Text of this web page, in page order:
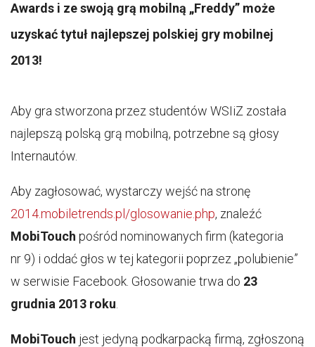
Awards i ze swoją grą mobilną „Freddy” może
uzyskać tytuł najlepszej polskiej gry mobilnej
2013!
Aby gra stworzona przez studentów WSIiZ została
najlepszą polską grą mobilną, potrzebne są głosy
Internautów.
Aby zagłosować, wystarczy wejść na stronę
2014.mobiletrends.pl/glosowanie.php, znaleźć
MobiTouch pośród nominowanych firm (kategoria
nr 9) i oddać głos w tej kategorii poprzez „polubienie”
w serwisie Facebook. Głosowanie trwa do 23
grudnia 2013 roku
MobiTouch jest jedyną podkarpacką firmą, zgłoszoną